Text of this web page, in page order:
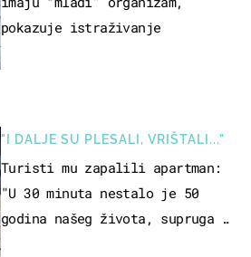
"I DALJE SU PLESALI, VRIŠTALI..."
Turisti mu zapalili apartman:
"U 30 minuta nestalo je 50
godina našeg života, supruga i
pokazuje istraživanje